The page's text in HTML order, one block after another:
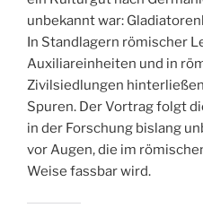
unbekannt war:
In Standlagern römischer
Auxiliareinheiten und in
Zivilsiedlungen
Spuren. Der Vortrag folgt
in der Forschung bislang
vor Augen, die im
Weise fassbar wird.